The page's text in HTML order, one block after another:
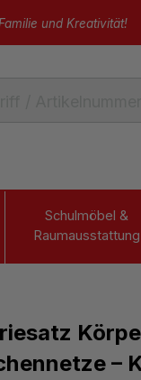
und Kreativität!
Schulmöbel &
Raumausstattung
–